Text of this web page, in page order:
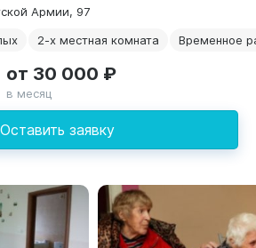
Армии, 97
2-х местная комната Временное
Оставить заявку
от 30 000 ₽
в месяц